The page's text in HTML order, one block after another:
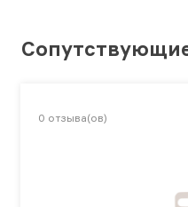
0 отзыва(ов)